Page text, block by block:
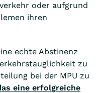
oder aufgrund
ihren
echte Abstinenz
zu
bei der MPU zu
eine erfolgreiche